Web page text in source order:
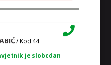
/ Kod 44
je slobodan